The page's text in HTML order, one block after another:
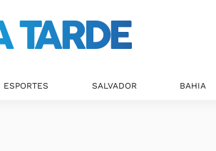
ESPORTES SALVADOR BAHIA